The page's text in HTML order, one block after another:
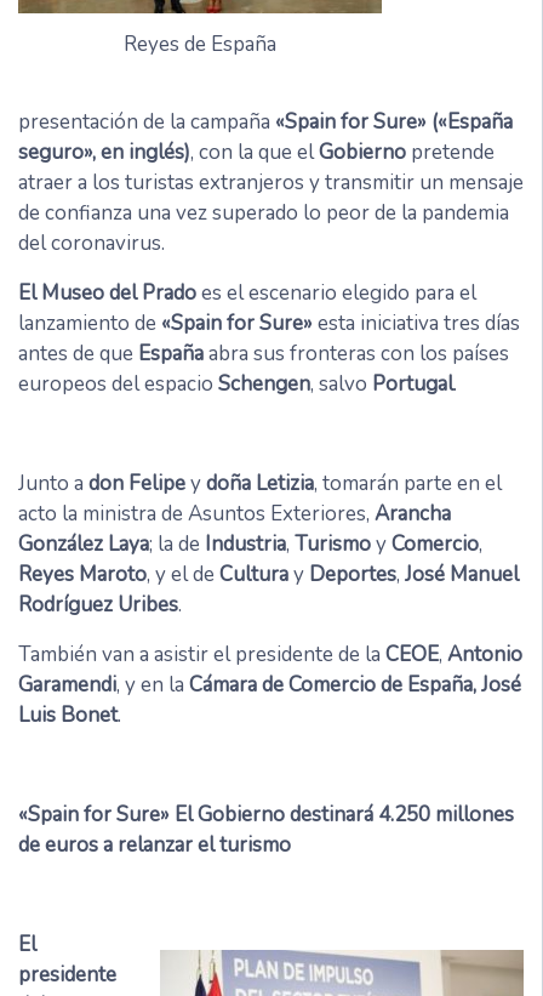
Reyes de España
presentación de la campaña «Spain for Sure» («España
seguro», en inglés), con la que elGobierno pretende
atraer a los turistas extranjeros y transmitir un mensaje
de confianza una vez superado lo peor de la pandemia
del coronavirus.
El Museo del Pradoes el escenario elegido para el
lanzamiento de «Spain for Sure» esta iniciativa tres días
antes de que Españaabra sus fronteras con los países
europeos del espacio Schengen, salvo Portugal.
Junto a don Felipeydoña Letizia, tomarán parte en el
acto la ministra de Asuntos Exteriores, Arancha
González Laya; la de Industria, TurismoyComercio,
Reyes Maroto, y el de Culturay Deportes, José Manuel
Rodríguez Uribes.
También van a asistir el presidente de la CEOE, Antonio
Garamendi, y en la Cámara de Comercio de España, José
Luis Bonet.
«Spain for Sure» El Gobierno destinará 4.250 millones
de euros a relanzar el turismo
El
presidente